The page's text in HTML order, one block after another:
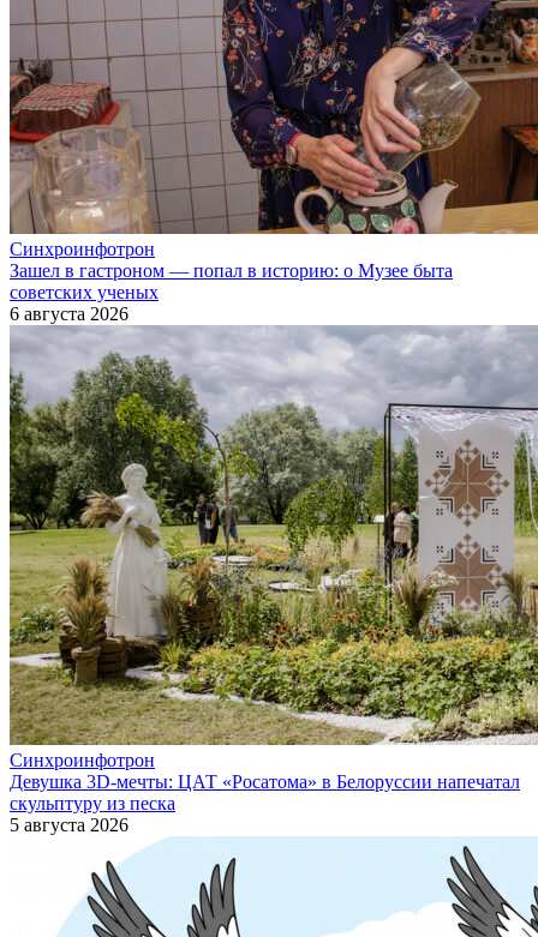
Синхроинфотрон
Зашел в гастроном — попал в историю: о Музее быта
советских ученых
6 августа 2026
Синхроинфотрон
Девушка 3D-мечты: ЦАТ «Росатома» в Белоруссии напечатал
скульптуру из песка
5 августа 2026